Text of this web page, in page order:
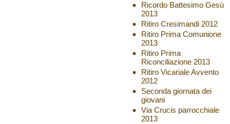
Ricordo Battesimo Gesù
2013
Ritiro Cresimandi 2012
Ritiro Prima Comunione
2013
Ritiro Prima
Riconciliazione 2013
Ritiro Vicariale Avvento
2012
Seconda giornata dei
giovani
Via Crucis parrocchiale
2013